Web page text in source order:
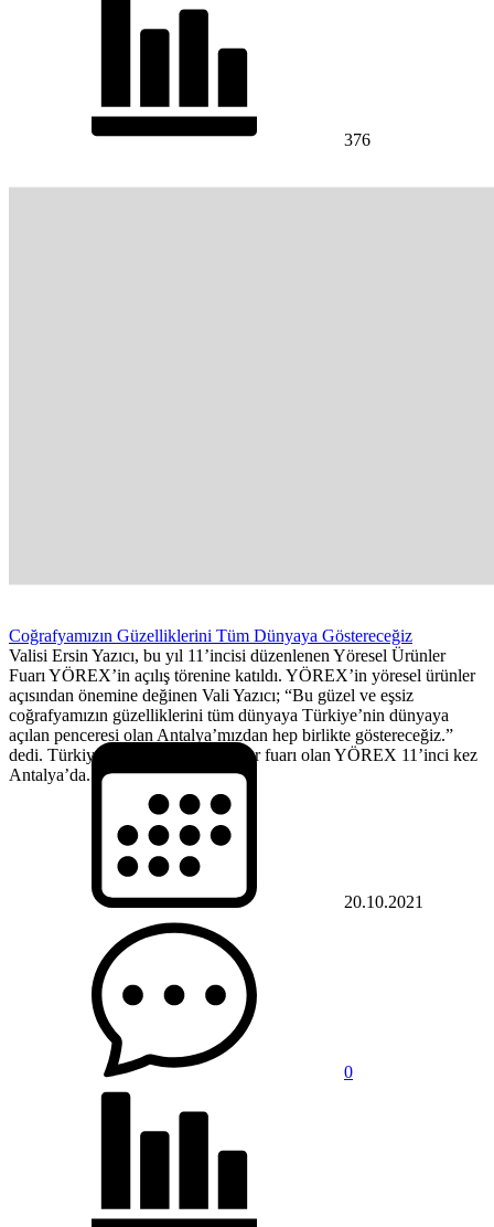
376
Coğrafyamızın Güzelliklerini Tüm Dünyaya Göstereceğiz
Valisi Ersin Yazıcı, bu yıl 11’incisi düzenlenen Yöresel Ürünler
Fuarı YÖREX’in açılış törenine katıldı. YÖREX’in yöresel ürünler
açısından önemine değinen Vali Yazıcı; “Bu güzel ve eşsiz
coğrafyamızın güzelliklerini tüm dünyaya Türkiye’nin dünyaya
açılan penceresi olan Antalya’mızdan hep birlikte göstereceğiz.”
dedi. Türkiye’nin ilk yöresel ürünler fuarı olan YÖREX 11’inci kez
Antalya’da...
20.10.2021
0